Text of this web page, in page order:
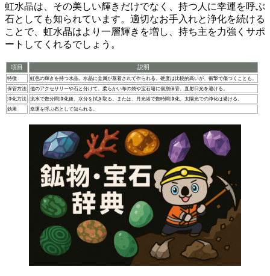
虹水晶は、その美しい輝きだけでなく、持つ人に幸運を呼ぶ
石としても知られています。適切なお手入れと浄化を続ける
ことで、虹水晶はより一層輝きを増し、持ち主を力強くサポ
ートしてくれるでしょう。
項目 説明
特徴
虹色の輝きを持つ水晶。水晶に金属が蒸着されて作られる。硬度は比較的高いが、衝撃で傷つくことも。
保管方法
他のアクセサリーや石と分けて、柔らかい布の袋や宝石箱に個別保管。直射日光を避ける。
浄化方法
流水で数分間浄化後、水分を拭き取る。または、月光浴で数時間浄化。太陽光での浄化は避ける。
効果
幸運を呼ぶ石として知られる。